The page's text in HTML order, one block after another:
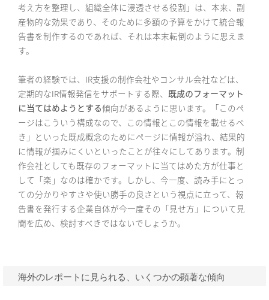
考え方を整理し、組織全体に浸透させる役割」は、本来、副
産物的な効果であり、そのために多額の予算をかけて統合報
告書を制作するのであれば、それは本末転倒のように思えま
す。
筆者の経験では、IR支援の制作会社やコンサル会社などは、
定期的なIR情報発信をサポートする際、 既成のフォーマット
に当てはめようとする傾向があるように思います。「このペ
ージはこういう構成なので、この情報とこの情報を載せるべ
き」といった既成概念のためにページに情報が溢れ、結果的
に情報が掴みにくいといったことが往々にしてあります。制
作会社としても既存のフォーマットに当てはめた方が仕事と
して「楽」なのは確かです。しかし、今一度、読み手にとっ
ての分かりやすさや使い勝手の良さという視点に立って、報
告書を発行する企業自体が今一度その「見せ方」について見
聞を広め、検討すべきではないでしょうか。
海外のレポートに見られる、いくつかの顕著な傾向